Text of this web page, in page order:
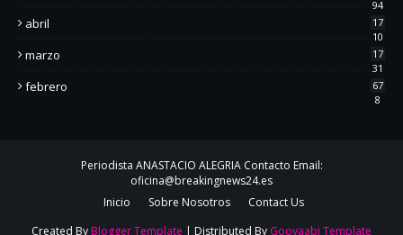
94
abril
17
10
marzo
17
31
febrero
67
8
Periodista ANASTACIO ALEGRIA Contacto Email:
oficina@breakingnews24.es
Inicio
Sobre Nosotros
Contact Us
Created By Blogger Template | Distributed By Gooyaabi Template